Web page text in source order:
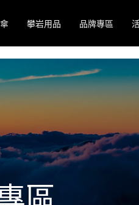
攀岩用品 品牌專區
區